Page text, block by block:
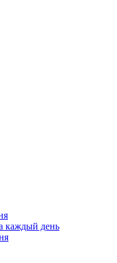
каждый день